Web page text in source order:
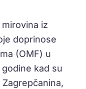
iz
doprinose
(OMF) u
kad su